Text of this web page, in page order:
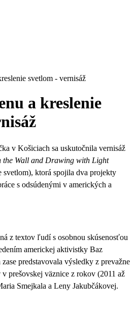
svetlom - vernisáž
a kreslenie
v Košiciach sa uskutočnila vernisáž
the Wall and Drawing with Light
svetlom), ktorá spojila dva projekty
s odsúdenými v amerických a
z textov ľudí s osobnou skúsenosťou
americkej aktivistky Baz
predstavovala výsledky z prevažne
prešovskej väznice z rokov (2011 až
Smejkala a Leny Jakubčákovej.